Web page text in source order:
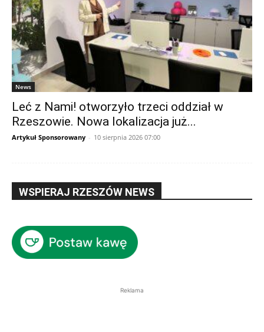
News
Leć z Nami! otworzyło trzeci oddział w
Rzeszowie. Nowa lokalizacja już...
Artykuł Sponsorowany - 10 sierpnia 2026 07:00
WSPIERAJ RZESZÓW NEWS
Reklama